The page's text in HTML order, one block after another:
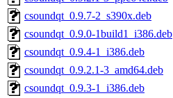
csoundqt_0.9.7-2_s390x.deb
csoundqt_0.9.0-1build1_i386.deb
csoundqt_0.9.4-1_i386.deb
csoundqt_0.9.2.1-3_amd64.deb
csoundqt_0.9.3-1_i386.deb